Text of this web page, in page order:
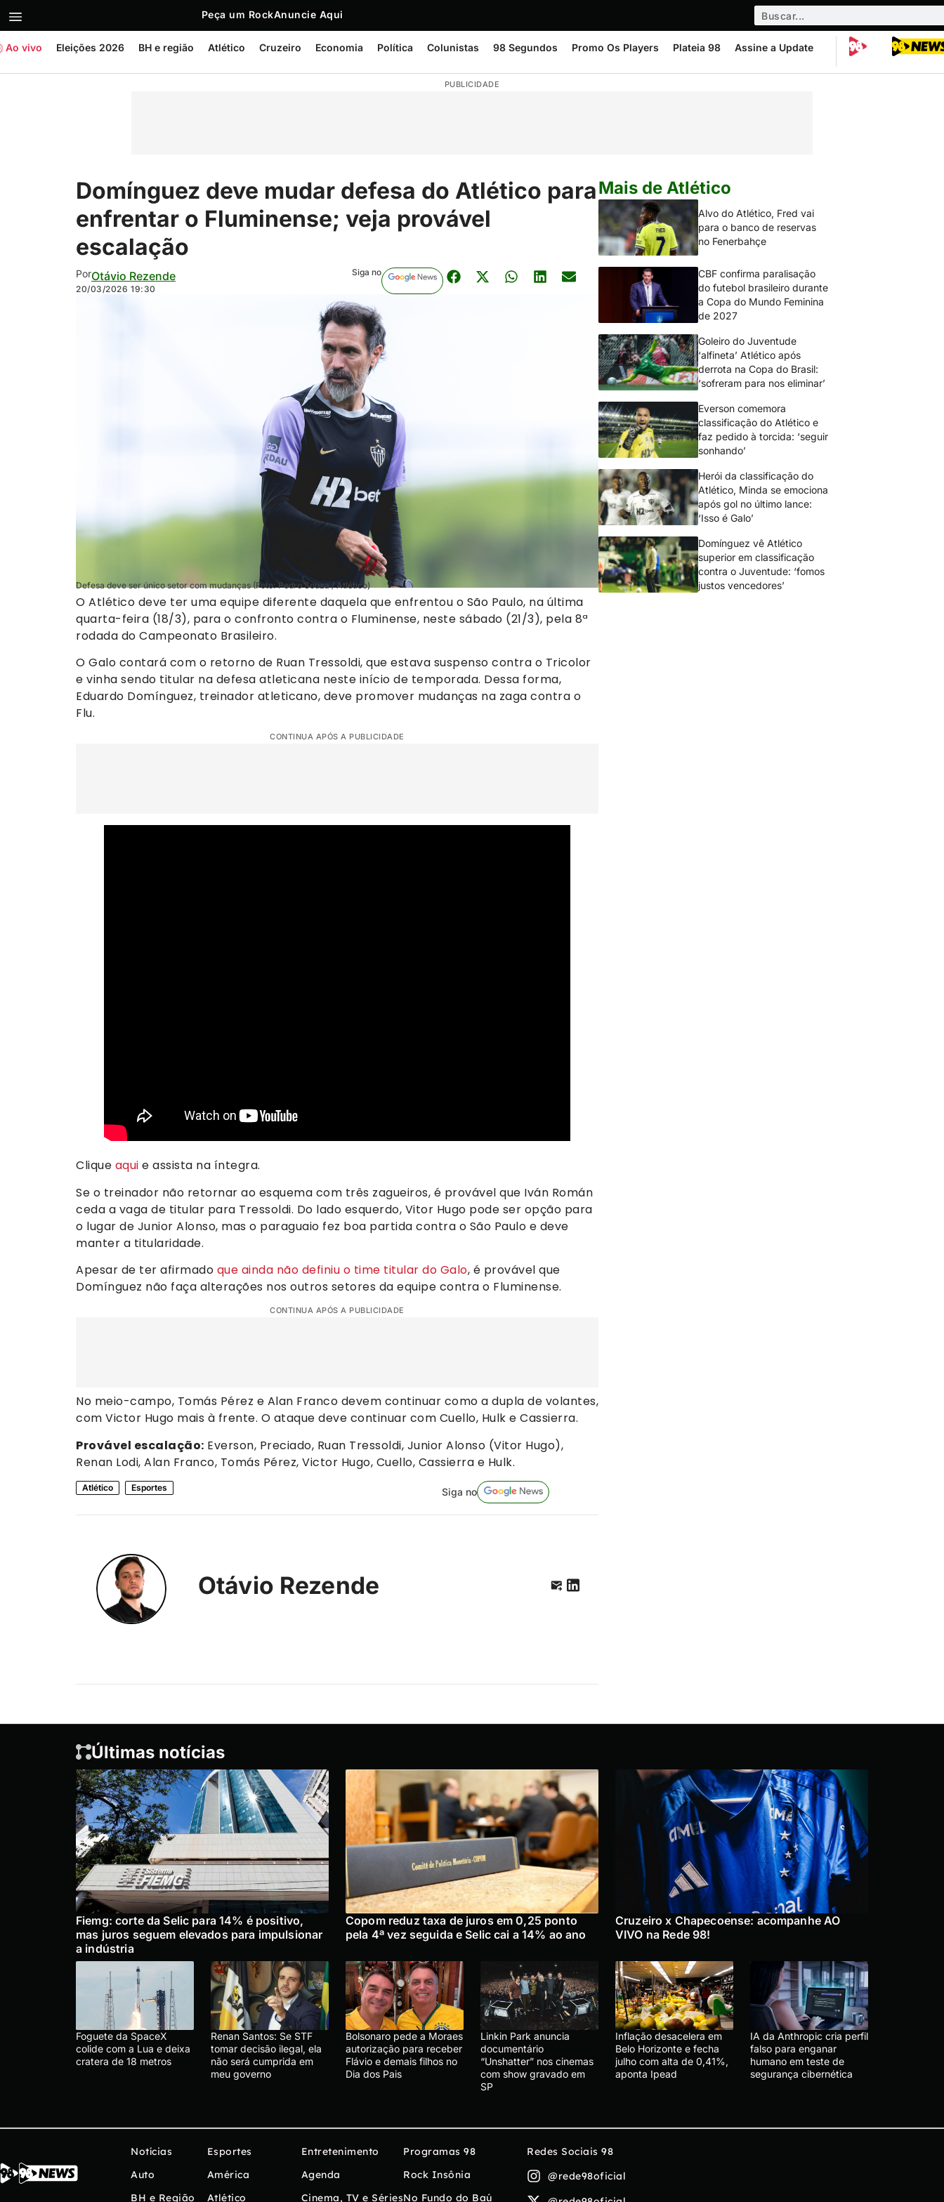
Peça um RockAnuncie Aqui
Ao vivo Eleições 2026 BH e região Atlético Cruzeiro Economia Política Colunistas 98 Segundos Promo Os Players Plateia 98 Assine a Update
PUBLICIDADE
Domínguez deve mudar defesa do Atlético para
enfrentar o Fluminense; veja provável
escalação
PorOtávio Rezende
20/03/2026 19:30
Siga no
Defesa deve ser único setor com mudanças (Foto: Pedro Souza / Atlético)
O Atlético deve ter uma equipe diferente daquela que enfrentou o São Paulo, na última
quarta-feira (18/3), para o confronto contra o Fluminense, neste sábado (21/3), pela 8ª
rodada do Campeonato Brasileiro.
O Galo contará com o retorno de Ruan Tressoldi, que estava suspenso contra o Tricolor
e vinha sendo titular na defesa atleticana neste início de temporada. Dessa forma,
Eduardo Domínguez, treinador atleticano, deve promover mudanças na zaga contra o
Flu.
CONTINUA APÓS A PUBLICIDADE
Clique aqui e assista na íntegra.
Se o treinador não retornar ao esquema com três zagueiros, é provável que Iván Román
ceda a vaga de titular para Tressoldi. Do lado esquerdo, Vitor Hugo pode ser opção para
o lugar de Junior Alonso, mas o paraguaio fez boa partida contra o São Paulo e deve
manter a titularidade.
Apesar de ter afirmado que ainda não definiu o time titular do Galo, é provável que
Domínguez não faça alterações nos outros setores da equipe contra o Fluminense.
CONTINUA APÓS A PUBLICIDADE
No meio-campo, Tomás Pérez e Alan Franco devem continuar como a dupla de volantes,
com Victor Hugo mais à frente. O ataque deve continuar com Cuello, Hulk e Cassierra.
Provável escalação: Everson, Preciado, Ruan Tressoldi, Junior Alonso (Vitor Hugo),
Renan Lodi, Alan Franco, Tomás Pérez, Victor Hugo, Cuello, Cassierra e Hulk.
Atlético Esportes Siga no
Otávio Rezende
Mais de Atlético
Alvo do Atlético, Fred vai
para o banco de reservas
no Fenerbahçe
CBF confirma paralisação
do futebol brasileiro durante
a Copa do Mundo Feminina
de 2027
Goleiro do Juventude
‘alfineta’ Atlético após
derrota na Copa do Brasil:
‘sofreram para nos eliminar’
Everson comemora
classificação do Atlético e
faz pedido à torcida: ‘seguir
sonhando’
Herói da classificação do
Atlético, Minda se emociona
após gol no último lance:
‘Isso é Galo’
Domínguez vê Atlético
superior em classificação
contra o Juventude: ‘fomos
justos vencedores’
Últimas notícias
Fiemg: corte da Selic para 14% é positivo,
mas juros seguem elevados para impulsionar
a indústria
Copom reduz taxa de juros em 0,25 ponto
pela 4ª vez seguida e Selic cai a 14% ao ano
Cruzeiro x Chapecoense: acompanhe AO
VIVO na Rede 98!
Foguete da SpaceX
colide com a Lua e deixa
cratera de 18 metros
Renan Santos: Se STF
tomar decisão ilegal, ela
não será cumprida em
meu governo
Bolsonaro pede a Moraes
autorização para receber
Flávio e demais filhos no
Dia dos Pais
Linkin Park anuncia
documentário
“Unshatter” nos cinemas
com show gravado em
SP
Inflação desacelera em
Belo Horizonte e fecha
julho com alta de 0,41%,
aponta Ipead
IA da Anthropic cria perfil
falso para enganar
humano em teste de
segurança cibernética
Notícias
Auto
BH e Região
Esportes
América
Atlético
Entretenimento
Agenda
Cinema, TV e Séries
Programas 98
Rock Insônia
No Fundo do Baú
Redes Sociais 98
@rede98oficial